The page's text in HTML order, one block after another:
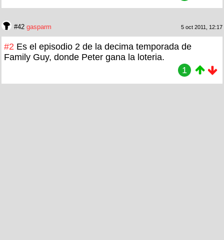
#42 gasparm 5 oct 2011, 12:17
#2 Es el episodio 2 de la decima temporada de
Family Guy, donde Peter gana la loteria.
1